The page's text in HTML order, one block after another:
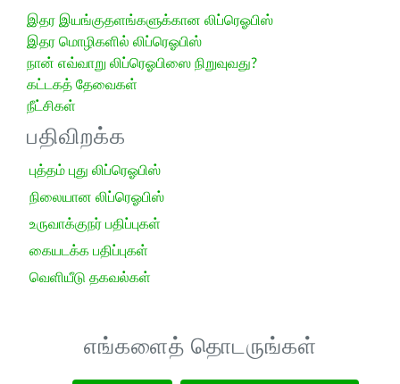
இதர இயங்குதளங்களுக்கான லிப்ரெஓபிஸ்
இதர மொழிகளில் லிப்ரெஓபிஸ்
நான் எவ்வாறு லிப்ரெஓபிஸை நிறுவுவது?
கட்டகத் தேவைகள்
நீட்சிகள்
பதிவிறக்க
புத்தம் புது லிப்ரெஓபிஸ்
நிலையான லிப்ரெஓபிஸ்
உருவாக்குநர் பதிப்புகள்
கையடக்க பதிப்புகள்
வெளியீடு தகவல்கள்
எங்களைத் தொடருங்கள்